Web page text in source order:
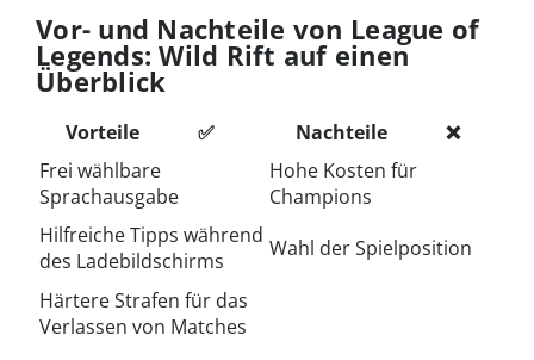
Vor- und Nachteile von League of
Legends: Wild Rift auf einen
Überblick
Vorteile ✅ Nachteile
❌
Frei wählbare
Sprachausgabe
Hohe Kosten für
Champions
Hilfreiche Tipps während
des Ladebildschirms
Wahl der Spielposition
Härtere Strafen für das
Verlassen von Matches